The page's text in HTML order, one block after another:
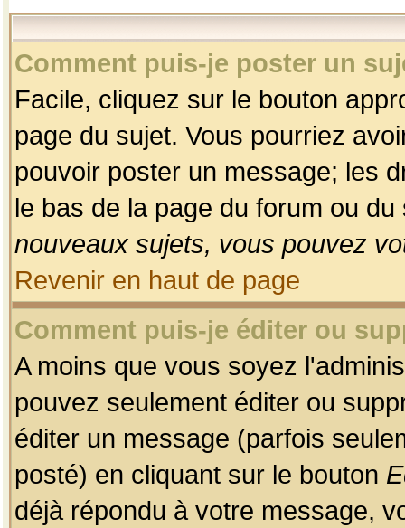
Comment puis-je poster un
Facile, cliquez sur le bouton
page du sujet. Vous pourriez
pouvoir poster un message; les
le bas de la page du forum ou
nouveaux sujets, vous pouvez
Revenir en haut de page
Comment puis-je éditer ou
A moins que vous soyez
pouvez seulement éditer ou
éditer un message (parfois
posté) en cliquant sur le bouton
déjà répondu à votre message,